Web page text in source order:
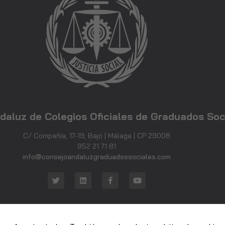
de Colegios Oficiales de Graduados
C/ Compañía, 17-19, Bajo | Málaga | CP 29008
952 21 71 81
info@consejoandaluzgraduadossociales.com
Para que
podamos
mejorar la
funcionalidad
y estructura
de la web, en
base a cómo
Experiencia
nuestra web
mejor posible
visita. Si